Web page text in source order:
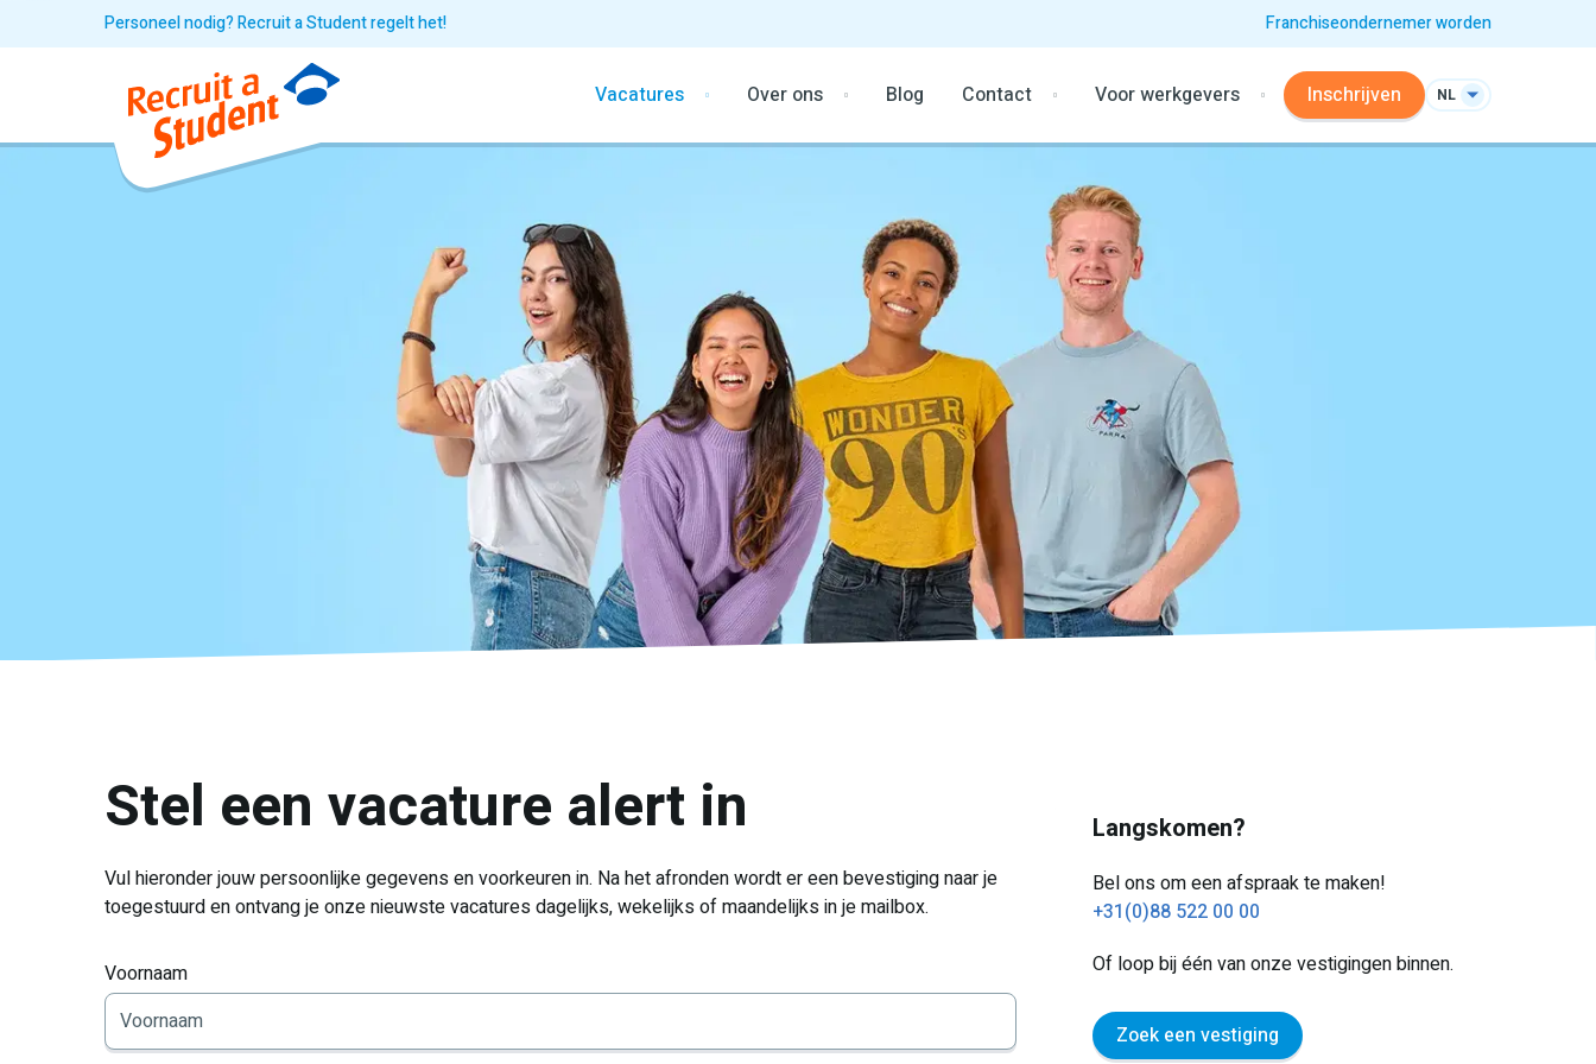
Personeel nodig? Recruit a Student regelt het! Franchiseondernemer worden
Vacatures Over ons Blog Contact Voor werkgevers Inschrijven NL
Stel een vacature alert in
Vul hieronder jouw persoonlijke gegevens en voorkeuren in. Na het afronden wordt er een bevestiging naar je
toegestuurd en ontvang je onze nieuwste vacatures dagelijks, wekelijks of maandelijks in je mailbox.
Voornaam
Langskomen?
Bel ons om een afspraak te maken!
+31(0)88 522 00 00
Of loop bij één van onze vestigingen binnen.
Zoek een vestiging